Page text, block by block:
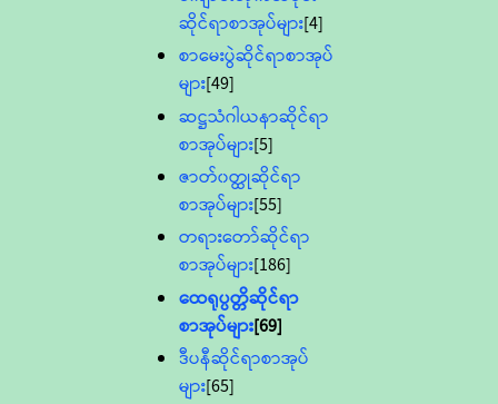
ဆိုင်ရာစာအုပ်များ[4]
စာမေးပွဲဆိုင်ရာစာအုပ်
များ[49]
ဆဋ္ဌသံဂါယနာဆိုင်ရာ
စာအုပ်များ[5]
ဇာတ်၀တ္ထုဆိုင်ရာ
စာအုပ်များ[55]
တရားတော်ဆိုင်ရာ
စာအုပ်များ[186]
ထေရုပ္ပတ္တိဆိုင်ရာ
စာအုပ်များ[69]
ဒီပနီဆိုင်ရာစာအုပ်
များ[65]